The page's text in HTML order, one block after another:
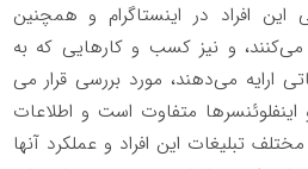
این افراد در اینستاگرام و همچنین
می‌کنند،‌ و نیز کسب و کارهایی که به
ارایه می‌دهند،‌ مورد بررسی قرار می
اینفلوئنسرها متفاوت است و اطلاعات
تبلیغات این افراد و عملکرد آنها